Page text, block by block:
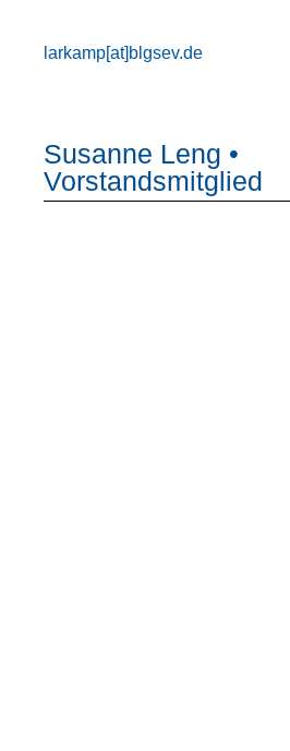
larkamp[at]blgsev.de
Susanne Leng •
Vorstandsmitglied